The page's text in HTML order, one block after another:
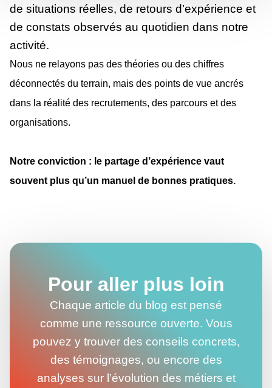
de situations réelles, de retours d’expérience et
de constats observés au quotidien dans notre
activité.
Nous ne relayons pas des théories ou des chiffres
déconnectés du terrain, mais des points de vue ancrés
dans la réalité des recrutements, des parcours et des
organisations.
Notre conviction : le partage d’expérience vaut
souvent plus qu’un manuel de bonnes pratiques.
Pour aller plus loin
Chaque article du blog est pensé
comme une ressource ouverte. Vous
pouvez y trouver des conseils concrets,
des témoignages, ou encore des
analyses sur l’évolution des métiers et